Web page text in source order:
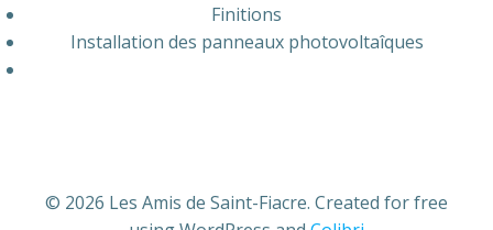
Finitions
Installation des panneaux photovoltaîques
© 2026 Les Amis de Saint-Fiacre. Created for free